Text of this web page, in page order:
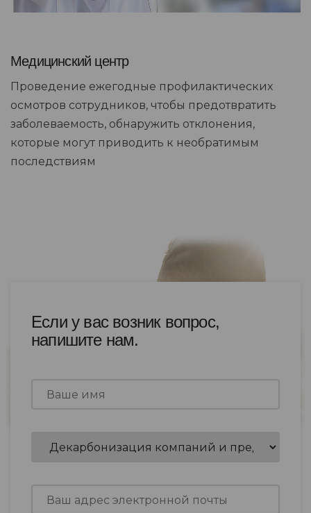
Медицинский центр
Проведение ежегодные профилактических
осмотров сотрудников, чтобы предотвратить
заболеваемость, обнаружить отклонения,
которые могут приводить к необратимым
последствиям
Если у вас возник вопрос,
напишите нам.